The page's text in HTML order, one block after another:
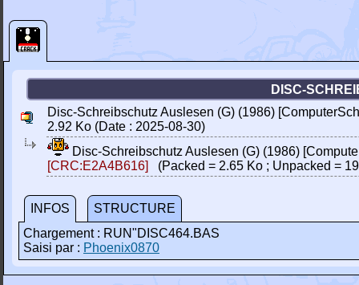
DISC-
Disc-Schreibschutz Auslesen (G) (1986)
2.92 Ko (Date : 2025-08-30)
Disc-Schreibschutz Auslesen (G) (1986)
[CRC:E2A4B616]
(Packed = 2.65 Ko ; Unpacked =
INFOS
STRUCTURE
Chargement : RUN"DISC464.BAS
Saisi par : Phoenix0870